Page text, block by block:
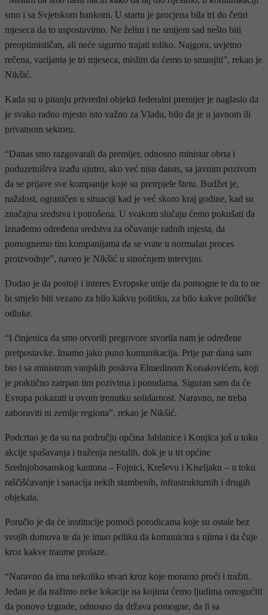
smo i sa Svjetskom bankom. U startu je procjena bila tri do četiri
mjeseca da to uspostavimo. Ne želim i ne smijem sad nešto biti
preoptimističan, ali neće sigurno trajati toliko. Najgora, uvjetno
rečena, varijanta je tri mjeseca, mislim da ćemo to smanjiti”, rekao je
Nikšić.
Kada su u pitanju privredni objekti federalni premijer je naglasio da
je svako radno mjesto isto važno za Vladu, bilo da je u javnom ili
privatnom sektoru.
“Danas smo razgovarali da premijer, odnosno ministar obrta i
poduzetništva izađu ujutro, ako već nisu danas, sa javnim pozivom
da se prijave sve kompanije koje su pretrpjele štetu. Budžet je,
nažalost, ograničen u situaciji kad je već skoro kraj godine, kad su
značajna sredstva i potrošena. U svakom slučaju ćemo pokušati da
iznađemo određena sredstva za očuvanje radnih mjesta, da
pomognemo tim kompanijama da se vrate u normalan proces
proizvodnje”, naveo je Nikšić u sinoćnjem intervjuu.
Dodao je da postoji i interes Evropske unije da pomogne te da to ne
bi smjelo biti vezano za bilo kakvu politiku, za bilo kakve političke
odluke.
“I činjenica da smo otvorili pregovore stvorila nam je određene
pretpostavke. Imamo jako puno komunikacija. Prije par dana sam
bio i sa ministrom vanjskih poslova Elmedinom Konakovićem, koji
je praktično zatrpan tim pozivima i ponudama. Siguran sam da će
Evropa pokazati u ovom trenutku solidarnost. Naravno, ne treba
zaboraviti ni zemlje regiona”, rekao je Nikšić.
Podcrtao je da su na području općina Jablanice i Konjica još u toku
akcije spašavanja i traženja nestalih, dok je u tri općine
Srednjobosanskog kantona – Fojnici, Kreševu i Kiseljaku – u toku
raščišćavanje i sanacija nekih stambenih, infrastrukturnih i drugih
objekata.
Poručio je da će institucije pomoći porodicama koje su ostale bez
svojih domova te da je imao priliku da komunicira s njima i da čuje
kroz kakve traume prolaze.
“Naravno da ima nekoliko stvari kroz koje moramo proći i tražiti.
Jedan je da tražimo neke lokacije na kojima ćemo ljudima omogućiti
da ponovo izgrade, odnosno da država pomogne, da li sa